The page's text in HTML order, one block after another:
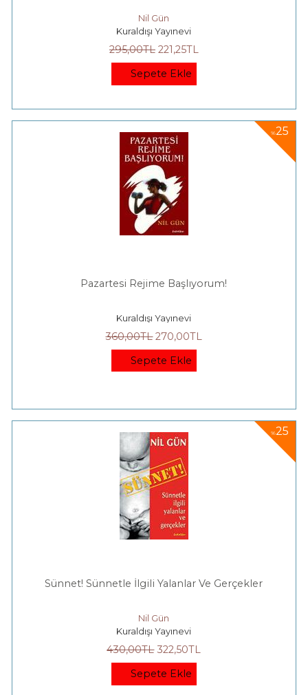
Nil Gün
Kuraldışı Yayınevi
295,00TL 221,25TL
Sepete Ekle
%25
Pazartesi Rejime Başlıyorum!
Kuraldışı Yayınevi
360,00TL 270,00TL
Sepete Ekle
%25
Sünnet! Sünnetle İlgili Yalanlar Ve Gerçekler
Nil Gün
Kuraldışı Yayınevi
430,00TL 322,50TL
Sepete Ekle